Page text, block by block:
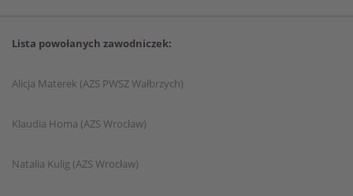
Lista powołanych zawodniczek:
Alicja Materek (AZS PWSZ Wałbrzych)
Klaudia Homa (AZS Wrocław)
Natalia Kulig (AZS Wrocław)